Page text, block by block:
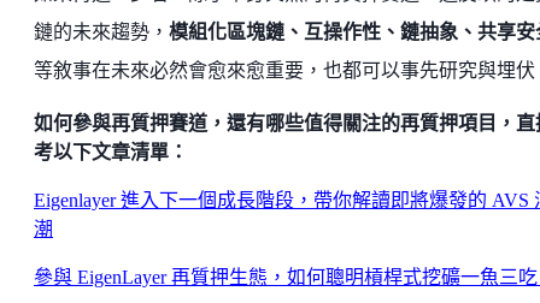
鏈的未來趨勢， 模組化區塊鏈、互操作性、鏈抽象、共享安
等敘事在未來必然會愈來愈重要，也都可以事先研究與埋伏
如何參與再質押賽道，還有哪些值得關注的再質押項目，直
考以下文章清單：
Eigenlayer 進入下一個成長階段，帶你解讀即將爆發的 AVS
潮
參與 EigenLayer 再質押生態，如何聰明槓桿式挖礦一魚三